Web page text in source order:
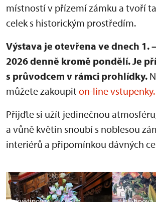
místností v přízemí zámku a tvoří
celek s historickým prostředím.
Výstava je otevřena ve dnech 1.
2026 denně kromě pondělí.Je
s průvodcem v rámci prohlídky.
můžete zakoupit on-line vstupenky.
Přijďte si užít jedinečnou
a vůně květin snoubí s noblesou
interiérů a připomínkou dávných